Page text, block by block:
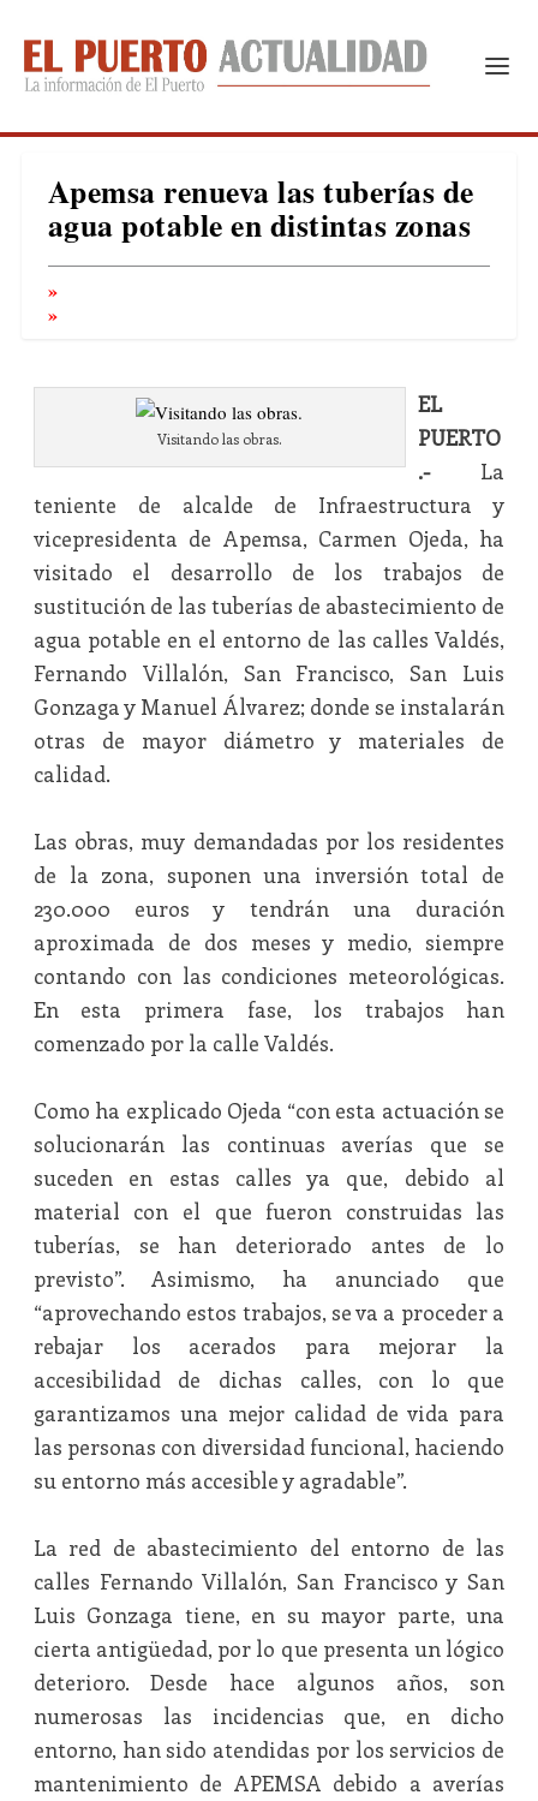
Apemsa renueva las tuberías de
agua potable en distintas zonas
Visitando las obras.
EL
PUERTO
.- La
teniente de alcalde de Infraestructura y
vicepresidenta de Apemsa, Carmen Ojeda, ha
visitado el desarrollo de los trabajos de
sustitución de las tuberías de abastecimiento de
agua potable en el entorno de las calles Valdés,
Fernando Villalón, San Francisco, San Luis
Gonzaga y Manuel Álvarez; donde se instalarán
otras de mayor diámetro y materiales de
calidad.
Las obras, muy demandadas por los residentes
de la zona, suponen una inversión total de
230.000 euros y tendrán una duración
aproximada de dos meses y medio, siempre
contando con las condiciones meteorológicas.
En esta primera fase, los trabajos han
comenzado por la calle Valdés.
Como ha explicado Ojeda “con esta actuación se
solucionarán las continuas averías que se
suceden en estas calles ya que, debido al
material con el que fueron construidas las
tuberías, se han deteriorado antes de lo
previsto”. Asimismo, ha anunciado que
“aprovechando estos trabajos, se va a proceder a
rebajar los acerados para mejorar la
accesibilidad de dichas calles, con lo que
garantizamos una mejor calidad de vida para
las personas con diversidad funcional, haciendo
su entorno más accesible y agradable”.
La red de abastecimiento del entorno de las
calles Fernando Villalón, San Francisco y San
Luis Gonzaga tiene, en su mayor parte, una
cierta antigüedad, por lo que presenta un lógico
deterioro. Desde hace algunos años, son
numerosas las incidencias que, en dicho
entorno, han sido atendidas por los servicios de
mantenimiento de APEMSA debido a averías